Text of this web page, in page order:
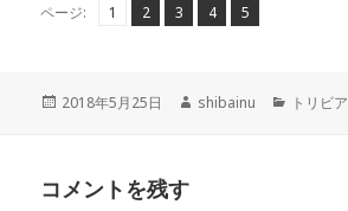
ページ:
ペ1 ,
ペ
2 ,
ペ
3 ,
ペ
4 ,
ペ
5
投
2018年5月25日
作
shibainu
カ
トリビア
コメントを残す